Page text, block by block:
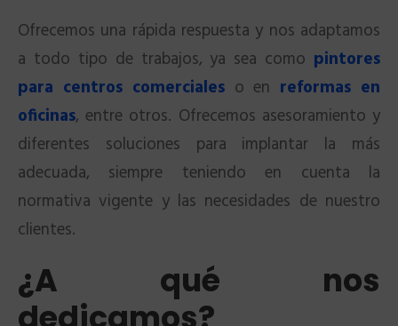
Ofrecemos una rápida respuesta y nos adaptamos
a todo tipo de trabajos, ya sea como pintores
para centros comercialeso en reformas en
oficinas, entre otros. Ofrecemos asesoramiento y
diferentes soluciones para implantar la más
adecuada, siempre teniendo en cuenta la
normativa vigente y las necesidades de nuestro
clientes.
¿A qué nos